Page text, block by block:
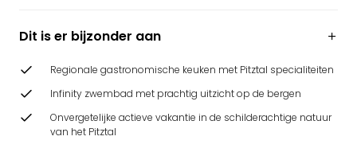
Dit is er bijzonder aan
Regionale gastronomische keuken met Pitztal specialiteiten
Infinity zwembad met prachtig uitzicht op de bergen
Onvergetelijke actieve vakantie in de schilderachtige natuur
van het Pitztal